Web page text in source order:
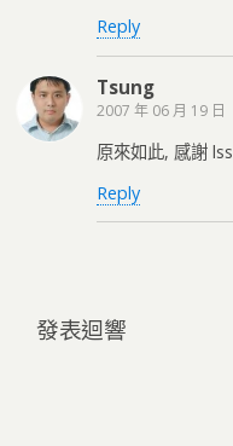
Reply
Tsung
2007 年 06 月 19 日
原來如此, 感謝
Reply
發表迴響